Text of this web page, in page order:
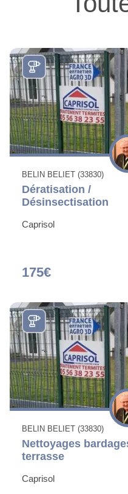
BELIN BELIET (33830)
Dératisation /
Désinsectisation
Caprisol
175€
BELIN BELIET (33830)
Nettoyages
terrasse
Caprisol